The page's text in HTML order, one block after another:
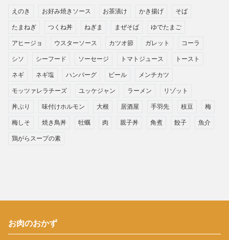
えのき お好み焼きソース お茶漬け かき揚げ そば
たまねぎ つくね丼 ねぎま まぜそば ゆでたまご
アヒージョ ウスターソース カツオ節 ガレット コーラ
シソ シーフード ソーセージ トマトジュース トースト
ネギ ネギ塩 ハンバーグ ビール メンチカツ
モッツァレラチーズ ユッケジャン ラーメン リゾット
丼ぶり 味付けホルモン 大根 居酒屋 手羽先 枝豆 梅
梅しそ 焼き鳥丼 牡蠣 肉 親子丼 角煮 餃子 魚介
鶏がらスープの素
お肉のおかず